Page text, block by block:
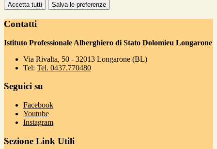
Accetta tutti Salva le preferenze
Contatti
Istituto Professionale Alberghiero di Stato Dolomieu Longarone
Via Rivalta, 50 - 32013 Longarone (BL)
Tel: Tel. 0437.770480
Seguici su
Facebook
Youtube
Instagram
Sezione Link Utili